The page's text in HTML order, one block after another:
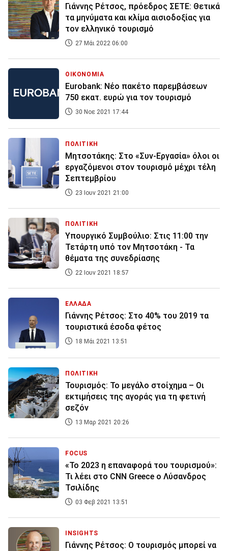
Γιάννης Ρέτσος, πρόεδρος ΣΕΤΕ: Θετικά
τα μηνύματα και κλίμα αισιοδοξίας για
τον ελληνικό τουρισμό
27 Μάι 2022 06:00
ΟΙΚΟΝΟΜΙΑ
Eurobank: Νέο πακέτο παρεμβάσεων
750 εκατ. ευρώ για τον τουρισμό
30 Νοε 2021 17:44
ΠΟΛΙΤΙΚΗ
Μητσοτάκης: Στο «Συν-Εργασία» όλοι οι
εργαζόμενοι στον τουρισμό μέχρι τέλη
Σεπτεμβρίου
23 Ιουν 2021 21:00
ΠΟΛΙΤΙΚΗ
Υπουργικό Συμβούλιο: Στις 11:00 την
Τετάρτη υπό τον Μητσοτάκη - Τα
θέματα της συνεδρίασης
22 Ιουν 2021 18:57
ΕΛΛΑΔΑ
Γιάννης Ρέτσος: Στο 40% του 2019 τα
τουριστικά έσοδα φέτος
18 Μάι 2021 13:51
ΠΟΛΙΤΙΚΗ
Τουρισμός: Το μεγάλο στοίχημα – Οι
εκτιμήσεις της αγοράς για τη φετινή
σεζόν
13 Μαρ 2021 20:26
FOCUS
«Το 2023 η επαναφορά του τουρισμού»:
Τι λέει στο CNN Greece ο Λύσανδρος
Τσιλίδης
03 Φεβ 2021 13:51
INSIGHTS
Γιάννης Ρέτσος: Ο τουρισμός μπορεί να